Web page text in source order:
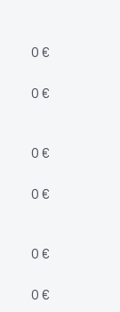
0 €
0 €
0 €
0 €
0 €
0 €